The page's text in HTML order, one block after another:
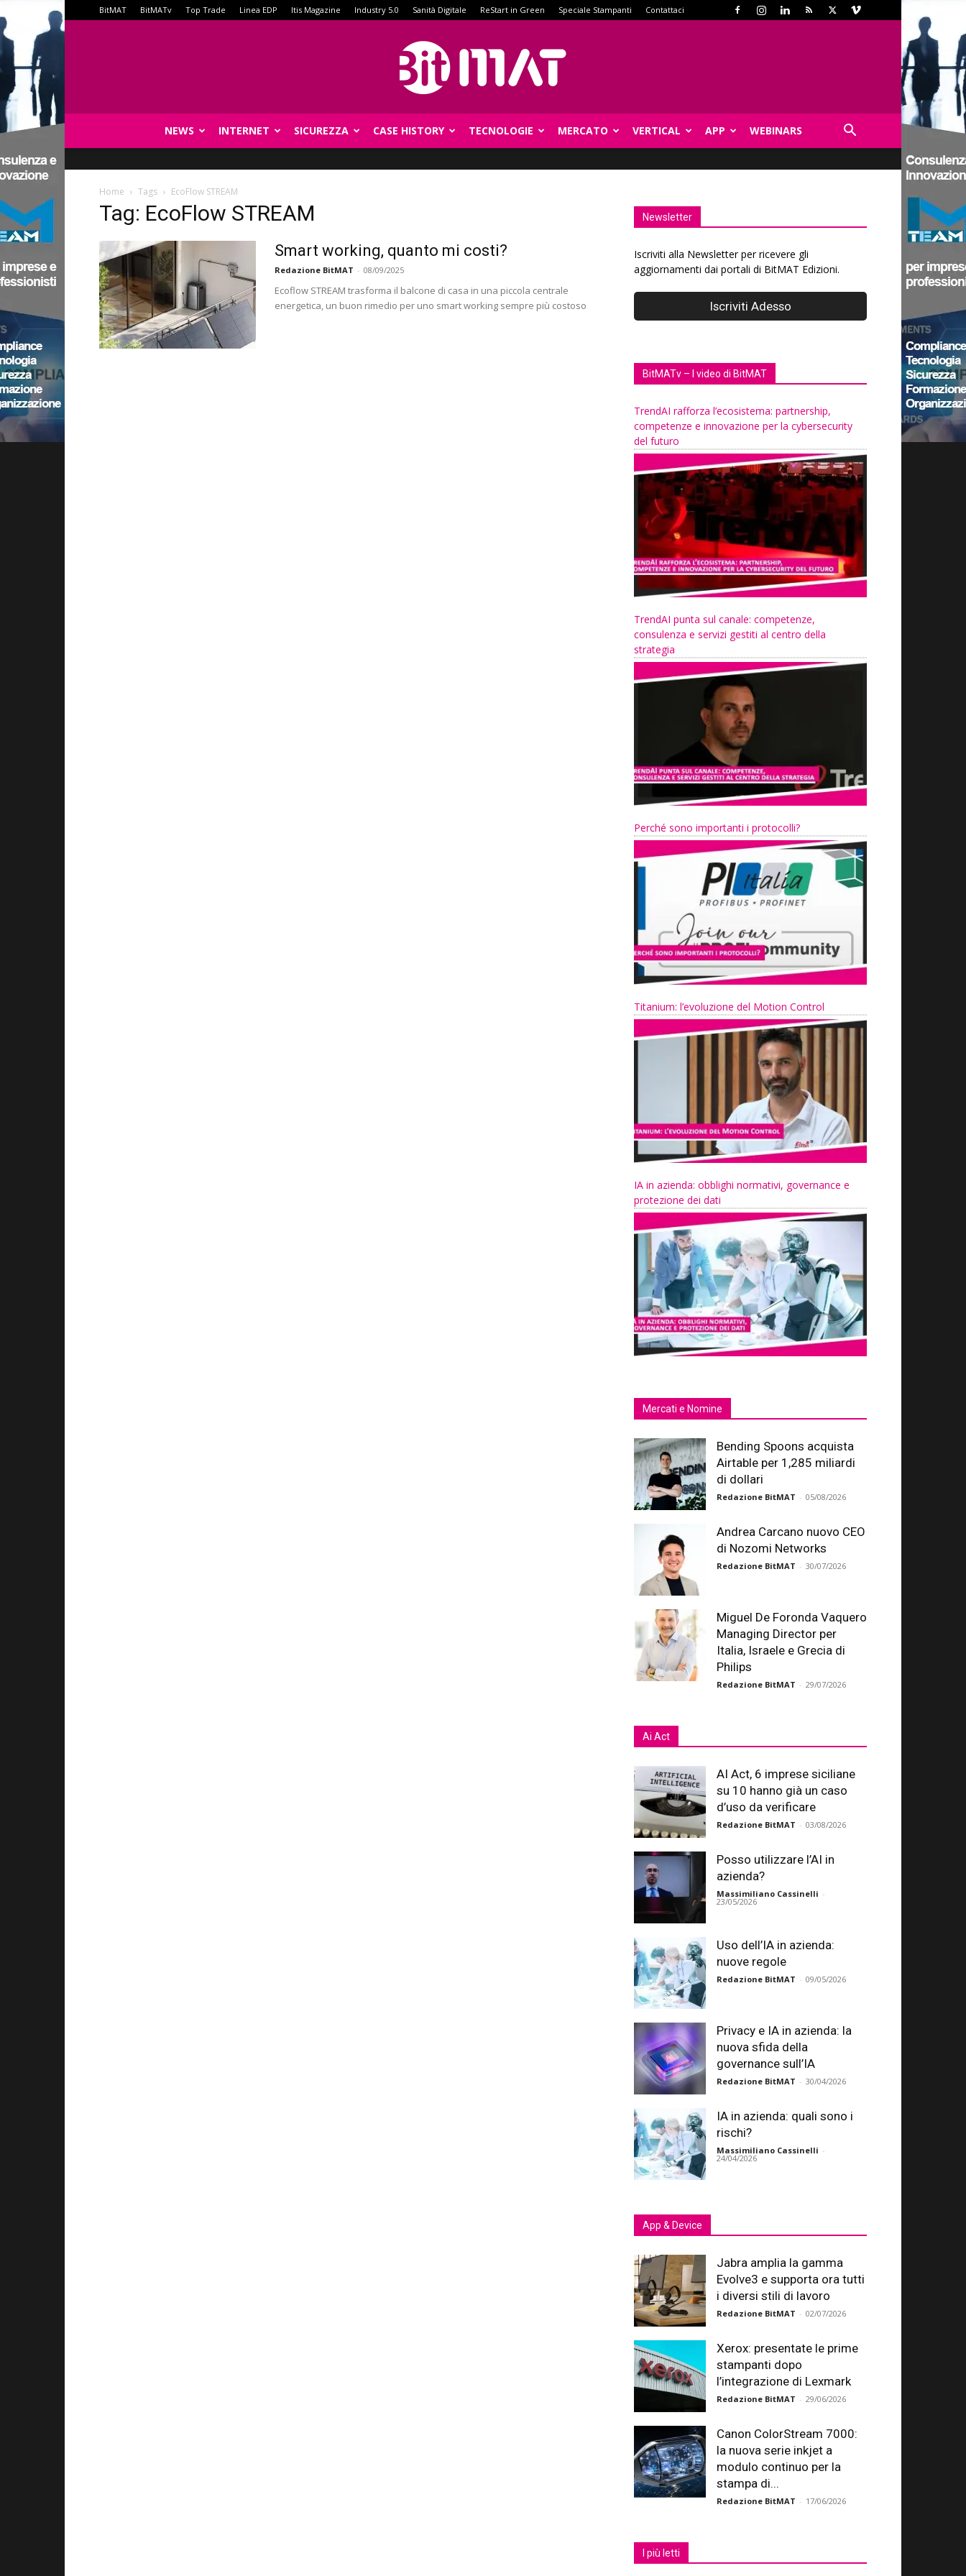
BitMAT BitMATv Top Trade Linea EDP Itis Magazine Industry 5.0 Sanità Digitale ReStart in Green Speciale Stampanti Contattaci
NEWS INTERNET SICUREZZA CASE HISTORY TECNOLOGIE MERCATO VERTICAL APP WEBINARS
Home Tags EcoFlow STREAM
Tag: EcoFlow STREAM
Smart working, quanto mi costi?
Redazione BitMAT - 08/09/2025
Ecoflow STREAM trasforma il balcone di casa in una piccola centrale
energetica, un buon rimedio per uno smart working sempre più costoso
Newsletter
Iscriviti alla Newsletter per ricevere gli
aggiornamenti dai portali di BitMAT Edizioni.
BitMATv – I video di BitMAT
TrendAI rafforza l’ecosistema: partnership,
competenze e innovazione per la cybersecurity
del futuro
TrendAI punta sul canale: competenze,
consulenza e servizi gestiti al centro della
strategia
Perché sono importanti i protocolli?
Titanium: l’evoluzione del Motion Control
IA in azienda: obblighi normativi, governance e
protezione dei dati
Mercati e Nomine
Bending Spoons acquista
Airtable per 1,285 miliardi
di dollari
Redazione BitMAT - 05/08/2026
Andrea Carcano nuovo CEO
di Nozomi Networks
Redazione BitMAT - 30/07/2026
Miguel De Foronda Vaquero
Managing Director per
Italia, Israele e Grecia di
Philips
Redazione BitMAT - 29/07/2026
Ai Act
AI Act, 6 imprese siciliane
su 10 hanno già un caso
d’uso da verificare
Redazione BitMAT - 03/08/2026
Posso utilizzare l’AI in
azienda?
Massimiliano Cassinelli -
23/05/2026
Uso dell’IA in azienda:
nuove regole
Redazione BitMAT - 09/05/2026
Privacy e IA in azienda: la
nuova sfida della
governance sull’IA
Redazione BitMAT - 30/04/2026
IA in azienda: quali sono i
rischi?
Massimiliano Cassinelli -
24/04/2026
App & Device
Jabra amplia la gamma
Evolve3 e supporta ora tutti
i diversi stili di lavoro
Redazione BitMAT - 02/07/2026
Xerox: presentate le prime
stampanti dopo
l’integrazione di Lexmark
Redazione BitMAT - 29/06/2026
Canon ColorStream 7000:
la nuova serie inkjet a
modulo continuo per la
stampa di...
Redazione BitMAT - 17/06/2026
I più letti